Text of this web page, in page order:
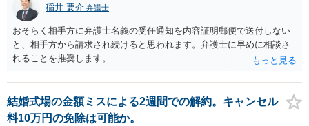
稲井 要介 弁護士
おそらく相手方に弁護士名義の受任通知を内容証明郵便で送付しない
と、相手方から請求され続けると思われます。弁護士に早めに相談さ
れることを推奨します。
結婚式場の金額ミスによる2週間での解約。キャンセル
料10万円の免除は可能か。